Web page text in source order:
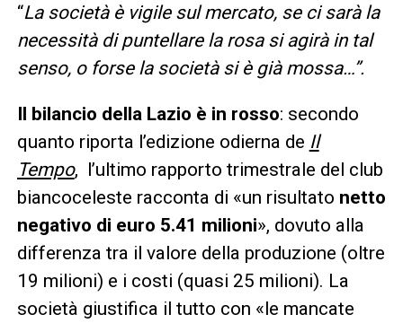
“La società è vigile sul mercato, se ci sarà la
necessità di puntellare la rosa si agirà in tal
senso, o forse la società si è già mossa…”.
Il bilancio della Lazio è in rosso: secondo
quanto riporta l’edizione odierna de Il
Tempo, l’ultimo rapporto trimestrale del club
biancoceleste racconta di «un risultato netto
negativo di euro 5.41 milioni», dovuto alla
differenza tra il valore della produzione (oltre
19 milioni) e i costi (quasi 25 milioni). La
società giustifica il tutto con «le mancate